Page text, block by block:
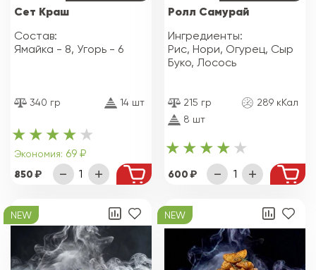
Сет Краш
Состав:
Ямайка - 8, Угорь - 6
340 гр 14 шт
Экономия: 69 ₽
850
Ролл Самурай
Ингредиенты:
Рис, Нори, Огурец, Сыр
Буко, Лосось
215 гр
289 кКал
8 шт
600
NEW NEW